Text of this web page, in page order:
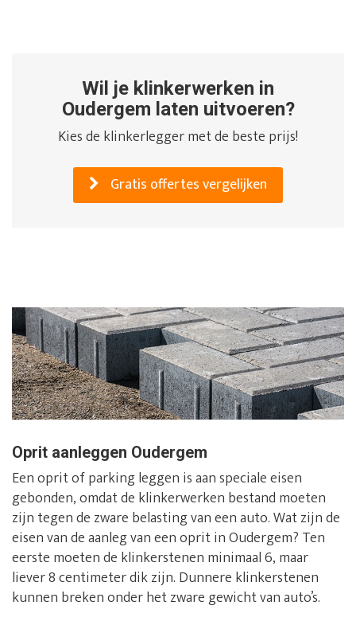
Wil je klinkerwerken in
Oudergem laten uitvoeren?
Kies de klinkerlegger met de beste prijs!
Gratis offertes vergelijken
Oprit aanleggen Oudergem
Een oprit of parking leggen is aan speciale eisen
gebonden, omdat de klinkerwerken bestand moeten
zijn tegen de zware belasting van een auto. Wat zijn de
eisen van de aanleg van een oprit in Oudergem? Ten
eerste moeten de klinkerstenen minimaal 6, maar
liever 8 centimeter dik zijn. Dunnere klinkerstenen
kunnen breken onder het zware gewicht van auto’s.